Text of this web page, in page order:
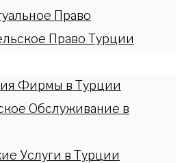
Право
Право Турции
Фирмы в Турции
Обслуживание в
Услуги в Турции